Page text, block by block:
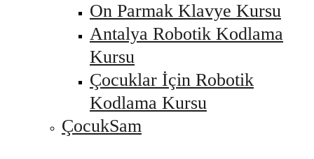
On Parmak Klavye Kursu
Antalya Robotik Kodlama
Kursu
Çocuklar İçin Robotik
Kodlama Kursu
ÇocukSam